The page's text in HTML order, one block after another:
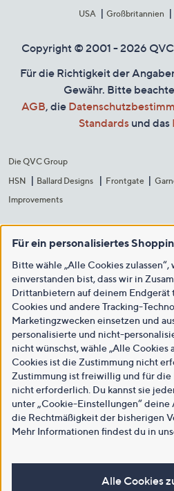
USA
Großbritannien
Copyright © 2001 - 2026 QVC
Für die Richtigkeit der
Gewähr. Bitte
AGB, die
Standards und das
Die QVC Group
HSN
Ballard Designs Frontgate
Improvements
Für ein personalisiertes
Bitte wähle „Alle Cookies
einverstanden bist, dass wir in
Drittanbietern auf deinem
Cookies und andere Tracking-
Marketingzwecken einsetzen und
personalisierte und nicht-
nicht wünschst, wähle „Alle Cookies
Cookies ist die Zustimmung nicht
Zustimmung ist freiwillig und für
nicht erforderlich. Du kannst sie
unter „Cookie-Einstellungen“ deine
die Rechtmäßigkeit der bisherigen
Mehr Informationen findest du in
Alle Cookies